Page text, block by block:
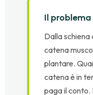
Il
Dalla schiena
catena
plantare.
catena è in
paga il conto.